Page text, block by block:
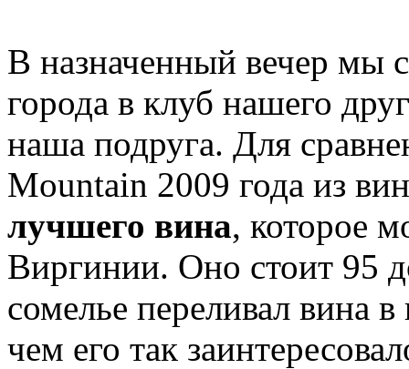
В назначенный вечер мы
города в клуб нашего
наша подруга. Для
Mountain 2009 года из
лучшего вина, которое
Виргинии. Оно стоит 95
сомелье переливал вина
чем его так